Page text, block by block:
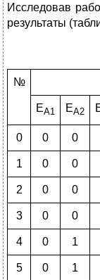
Исследовав
результаты
№
ЕА1 ЕА2
0 0 0
1 0 0
2 0 0
3 0 0
4 0 1
5 0 1